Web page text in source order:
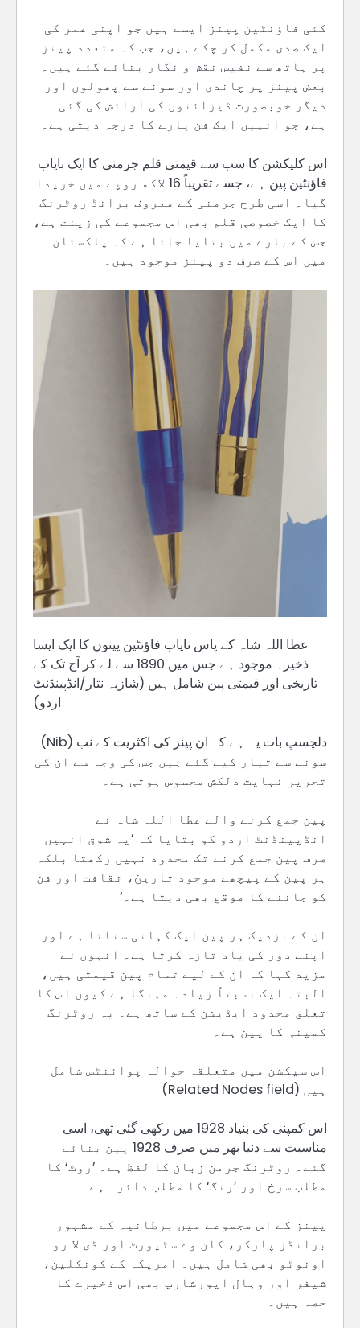
کئی فاؤنٹین پینز ایسے ہیں جو اپنی عمر کی
ایک صدی مکمل کر چکے ہیں، جب کہ متعدد پینز
پر ہاتھ سے نفیس نقش و نگار بنائے گئے ہیں۔
بعض پینز پر چاندی اور سونے سے پھولوں اور
دیگر خوبصورت ڈیزائنوں کی آرائش کی گئی
ہے، جو انہیں ایک فن پارے کا درجہ دیتی ہے۔
اس کلیکشن کا سب سے قیمتی قلم جرمنی کا ایک نایاب
فاؤنٹین پین ہے، جسے تقریباً 16 لاکھ روپے میں خریدا
گیا۔ اسی طرح جرمنی کے معروف برانڈ روٹرنگ
کا ایک خصوصی قلم بھی اس مجموعے کی زینت ہے،
جس کے بارے میں بتایا جاتا ہے کہ پاکستان
میں اس کے صرف دو پینز موجود ہیں۔
عطا اللہ شاہ کے پاس نایاب فاؤنٹین پینوں کا ایک ایسا
ذخیرہ موجود ہے جس میں 1890 سے لے کر آج تک کے
تاریخی اور قیمتی پین شامل ہیں (شازیہ نثار/انڈپینڈنٹ
اردو)
دلچسپ بات یہ ہے کہ ان پینز کی اکثریت کے نب (Nib)
سونے سے تیار کیے گئے ہیں جس کی وجہ سے ان کی
تحریر نہایت دلکش محسوس ہوتی ہے۔
پین جمع کرنے والے عطا اللہ شاہ نے
انڈپینڈنٹ اردو کو بتایا کہ ’یہ شوق انہیں
صرف پین جمع کرنے تک محدود نہیں رکھتا بلکہ
ہر پین کے پیچھے موجود تاریخ، ثقافت اور فن
کو جاننے کا موقع بھی دیتا ہے۔‘
ان کے نزدیک ہر پین ایک کہانی سناتا ہے اور
اپنے دور کی یاد تازہ کرتا ہے۔ انہوں نے
مزید کہا کہ ان کے لیے تمام پین قیمتی ہیں،
البتہ ایک نسبتاً زیادہ مہنگا ہے کیوں اس کا
تعلق محدود ایڈیشن کے ساتھ ہے۔ یہ روٹرنگ
کمپنی کا پین ہے۔
اس سیکشن میں متعلقہ حوالہ پوائنٹس شامل
ہیں (Related Nodes field)
اس کمپنی کی بنیاد 1928 میں رکھی گئی تھی، اسی
مناسبت سے دنیا بھر میں صرف 1928 پین بنائے
گئے۔ روٹرنگ جرمن زبان کا لفظ ہے۔ ’روٹ‘ کا
مطلب سرخ اور ’رنگ‘ کا مطلب دائرہ ہے۔
پینز کے اس مجموعے میں برطانیہ کے مشہور
برانڈز پارکر، کان وے سٹیورٹ اور ڈی لا رو
اونوٹو بھی شامل ہیں۔ امریکہ کے کونکلین،
شیفر اور وہال ایورشارپ بھی اس ذخیرے کا
حصہ ہیں۔